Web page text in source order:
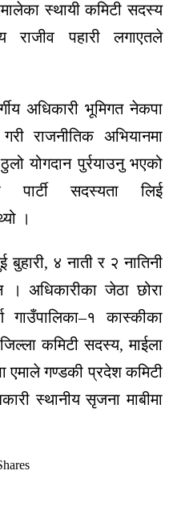
स्थायी कमिटी सदस्य
राजीव पहारी
लगाएतले
अधिकारी भूमिगत नेकपा
गरी राजनीतिक अभियानमा
योगदान पुर्रयाउनु भएको
पार्टी सदस्यता
लिई
।
बुहारी, ४ नाती र २ नातिनी
। अधिकारीका जेठाछोरा
गाउँपालिका–१
कास्कीका
जिल्लाकमिटी सदस्य,माईला
एमाले गण्डकी प्रदेश कमिटी
स्थानीय सृजना माबीमा